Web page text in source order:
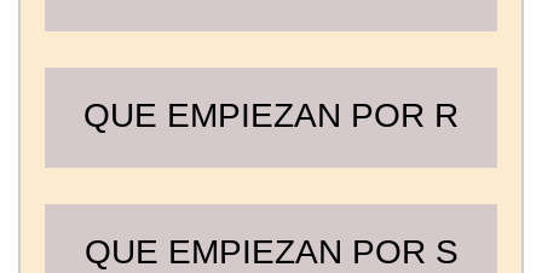
QUE EMPIEZAN POR R
QUE EMPIEZAN POR S